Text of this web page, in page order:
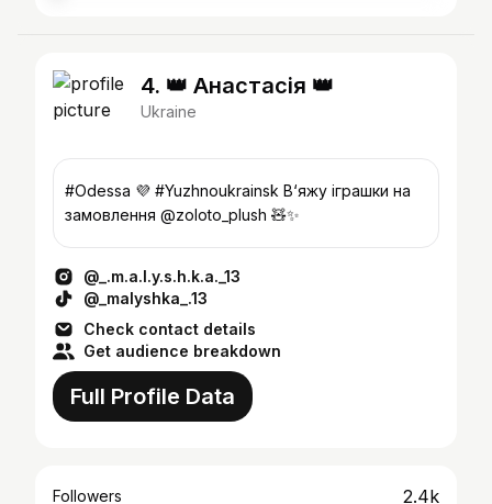
4. 👑 Анастасія 👑
Ukraine
#Odessa 💜 #Yuzhnoukrainsk В‘яжу іграшки на
замовлення @zoloto_plush 🧸✨
@_.m.a.l.y.s.h.k.a._13
@_malyshka_.13
Check contact details
Get audience breakdown
Full Profile Data
Followers 2.4k